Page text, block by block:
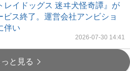
レイドッグス 迷ヰ犬怪奇譚』が
ビス終了。運営会社アンビショ
伴い
2026-07-30 14:41
っと見る